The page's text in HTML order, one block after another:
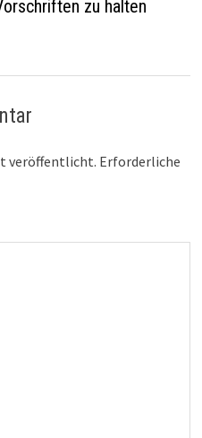
zu halten
veröffentlicht. Erforderliche